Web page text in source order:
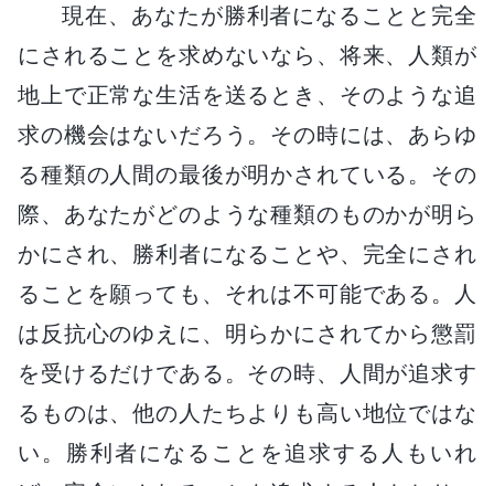
現在、あなたが勝利者になることと完全
にされることを求めないなら、将来、人類が
地上で正常な生活を送るとき、そのような追
求の機会はないだろう。その時には、あらゆ
る種類の人間の最後が明かされている。その
際、あなたがどのような種類のものかが明ら
かにされ、勝利者になることや、完全にされ
ることを願っても、それは不可能である。人
は反抗心のゆえに、明らかにされてから懲罰
を受けるだけである。その時、人間が追求す
るものは、他の人たちよりも高い地位ではな
い。勝利者になることを追求する人もいれ